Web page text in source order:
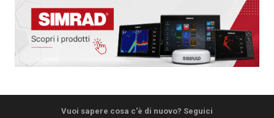
Vuoi sapere cosa c'è di nuovo? Seguici